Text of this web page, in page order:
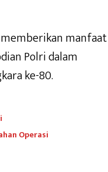
manfaat
Polri dalam
ke-80.
Operasi